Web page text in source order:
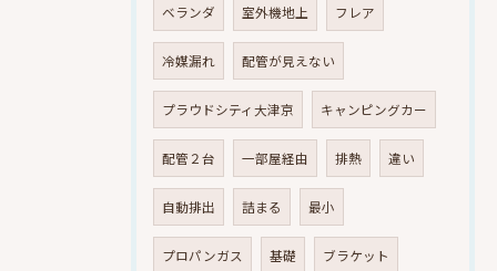
ベランダ 室外機地上 フレア
冷媒漏れ 配管が見えない
プラウドシティ大津京 キャンピングカー
配管２台 一部屋経由 排熱 違い
自動排出 詰まる 最小
プロパンガス 基礎 ブラケット